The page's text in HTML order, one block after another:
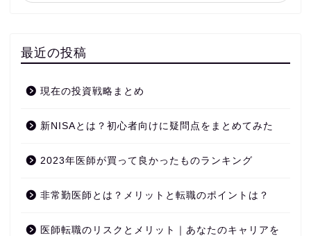
最近の投稿
現在の投資戦略まとめ
新NISAとは？初心者向けに疑問点をまとめてみた
2023年医師が買って良かったものランキング
非常勤医師とは？メリットと転職のポイントは？
医師転職のリスクとメリット｜あなたのキャリアを